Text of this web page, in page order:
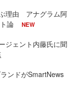
理由 アナグラム阿
論
NEW
ジェント内藤氏に聞
ンドがSmartNews